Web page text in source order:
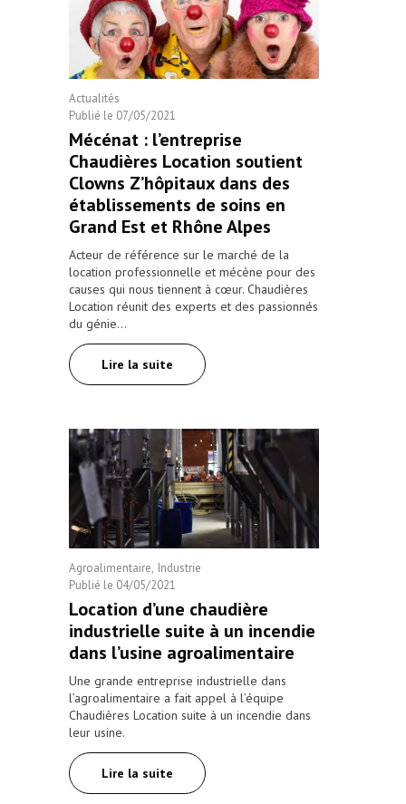
Actualités
Publié le 07/05/2021
Mécénat : l’entreprise
Chaudières Location soutient
Clowns Z’hôpitaux dans des
établissements de soins en
Grand Est et Rhône Alpes
Acteur de référence sur le marché de la
location professionnelle et mécène pour des
causes qui nous tiennent à cœur. Chaudières
Location réunit des experts et des passionnés
du génie…
Lire la suite
Agroalimentaire Industrie
Publié le 04/05/2021
Location d’une chaudière
industrielle suite à un incendie
dans l’usine agroalimentaire
Une grande entreprise industrielle dans
l’agroalimentaire a fait appel à l’équipe
Chaudières Location suite à un incendie dans
leur usine.
Lire la suite